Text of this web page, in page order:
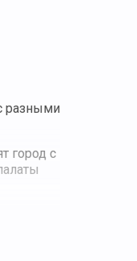
разными
город с